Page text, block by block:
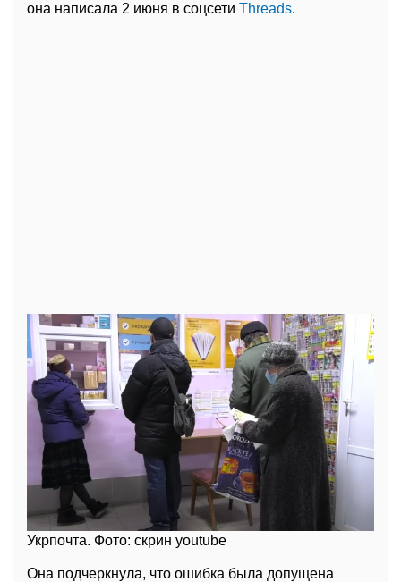
она написала 2 июня в соцсети Threads.
Укрпочта. Фото: скрин youtube
Она подчеркнула, что ошибка была допущена